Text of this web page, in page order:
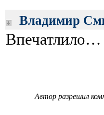
Владимир
Впечатлило…
Автор разрешил